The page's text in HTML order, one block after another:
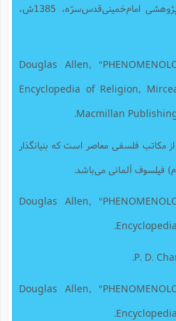
انتشارات مؤسسه آموزشی و پژوهشی امام‌خمینی‌قدس‌سرّه، 1385ش،
. Douglas Allen,
Encyclopedia of Religion,
Macmillan
فلسفی معاصر است که بنیانگذار
. Douglas Allen,
. Douglas Allen,